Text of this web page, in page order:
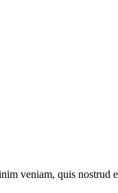
veniam, quis